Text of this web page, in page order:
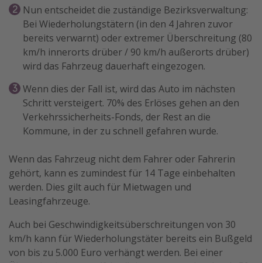
Rundreisen in Thailand
Bahnreisen in der Schweiz
Reisepassfreie Reiseziele
Travel Know How
Silvesterreisen
Last Minute Urlaub Mallorca
Last Minute Urlaub Deutschland
Nun entscheidet die zuständige Bezirksverwaltung:
Bei Wiederholungstätern (in den 4 Jahren zuvor
bereits verwarnt) oder extremer Überschreitung (80
km/h innerorts drüber / 90 km/h außerorts drüber)
wird das Fahrzeug dauerhaft eingezogen.
Wenn dies der Fall ist, wird das Auto im nächsten
Schritt versteigert. 70% des Erlöses gehen an den
Verkehrssicherheits-Fonds, der Rest an die
Kommune, in der zu schnell gefahren wurde.
Wenn das Fahrzeug nicht dem Fahrer oder Fahrerin
gehört, kann es zumindest für 14 Tage einbehalten
werden. Dies gilt auch für Mietwagen und
Leasingfahrzeuge.
Auch bei Geschwindigkeitsüberschreitungen von 30
km/h kann für Wiederholungstäter bereits ein Bußgeld
von bis zu 5.000 Euro verhängt werden. Bei einer